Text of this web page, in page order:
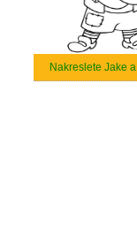
Nakreslete Jake